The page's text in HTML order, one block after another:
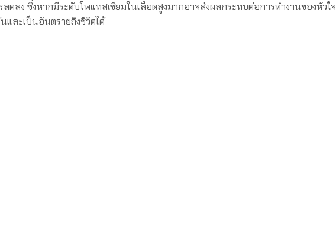
ลดลง ซึ่งหากมีระดับโพแทสเซียมในเลือดสูงมากอาจส่งผลกระทบต่อการทำงานของหัวใจ
และเป็นอันตรายถึงชีวิตได้